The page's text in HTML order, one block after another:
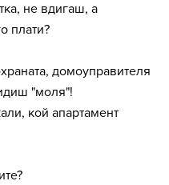
не вдигаш, а
плати?
домоуправителя
"моля"!
кой апартамент